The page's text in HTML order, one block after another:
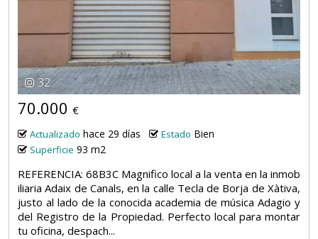
32
70.000 €
Actualizado hace 29 días Estado Bien
Superficie 93 m2
REFERENCIA: 68B3C Magnifico local a la venta en la inmob
iliaria Adaix de Canals, en la calle Tecla de Borja de Xàtiva,
justo al lado de la conocida academia de música Adagio y
del Registro de la Propiedad. Perfecto local para montar
tu oficina, despach...